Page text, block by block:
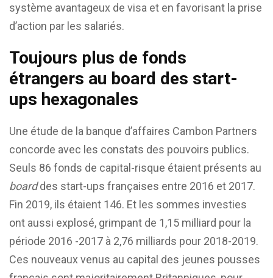
système avantageux de visa et en favorisant la prise
d’action par les salariés.
Toujours plus de fonds
étrangers au board des start-
ups hexagonales
Une étude de la banque d’affaires Cambon Partners
concorde avec les constats des pouvoirs publics.
Seuls 86 fonds de capital-risque étaient présents au
boarddes start-ups françaises entre 2016 et 2017.
Fin 2019, ils étaient 146. Et les sommes investies
ont aussi explosé, grimpant de 1,15 milliard pour la
période 2016 -2017 à 2,76 milliards pour 2018-2019.
Ces nouveaux venus au capital des jeunes pousses